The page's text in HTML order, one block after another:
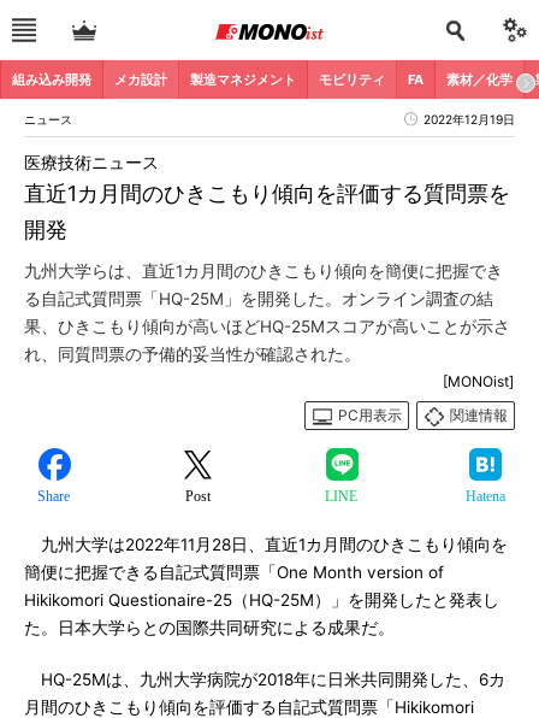
組み込み開発 メカ設計 製造マネジメント モビリティ FA 素材／化学
ニュース 2022年12月19日
直近1カ月間のひきこもり傾向を評価する質問票を
開発
医療技術ニュース
九州大学らは、直近1カ月間のひきこもり傾向を簡便に把握でき
る自記式質問票「HQ-25M」を開発した。オンライン調査の結
果、ひきこもり傾向が高いほどHQ-25Mスコアが高いことが示さ
れ、同質問票の予備的妥当性が確認された。
[MONOist]
PC用表示
関連情報
Share Post LINE Hatena
九州大学は2022年11月28日、直近1カ月間のひきこもり傾向を
簡便に把握できる自記式質問票「One Month version of
Hikikomori Questionaire-25（HQ-25M）」を開発したと発表し
た。日本大学らとの国際共同研究による成果だ。
HQ-25Mは、九州大学病院が2018年に日米共同開発した、6カ
月間のひきこもり傾向を評価する自記式質問票「Hikikomori